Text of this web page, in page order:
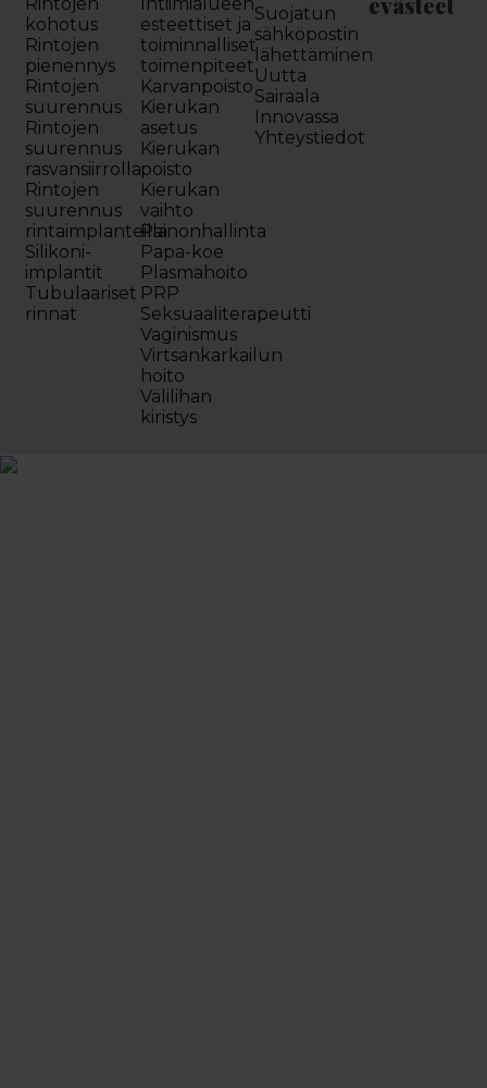
Rintojen
kohotus
Rintojen
pienennys
Rintojen
suurennus
Rintojen
suurennus
rasvansiirrolla
Rintojen
suurennus
rintaimplanteilla
Silikoni-
implantit
Tubulaariset
rinnat
Intiimialueen
esteettiset ja
toiminnalliset
toimenpiteet
Karvanpoisto
Kierukan
asetus
Kierukan
poisto
Kierukan
vaihto
Painonhallinta
Papa-koe
Plasmahoito
PRP
Seksuaaliterapeutti
Vaginismus
Virtsankarkailun
hoito
Välilihan
kiristys
Suojatun
sähköpostin
lähettäminen
Uutta
Sairaala
Innovassa
Yhteystiedot